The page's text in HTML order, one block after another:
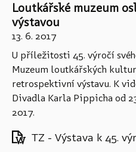
Loutkářské muzeum
výstavou
13. 6. 2017
U příležitosti 45. výročí
Muzeum loutkářských
retrospektivní výstavu. K
Divadla Karla Pippicha od
2017.
TZ - Výstava k 45.